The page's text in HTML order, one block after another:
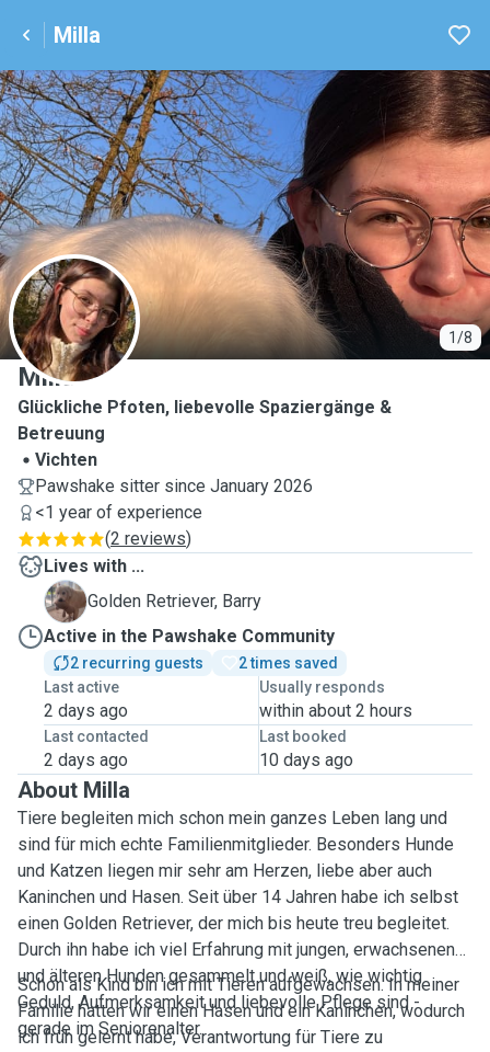
Milla
1/8
M
Milla
Glückliche Pfoten, liebevolle Spaziergänge &
Betreuung
Vichten
Pawshake sitter since January 2026
<1 year of experience
(2 reviews)
Lives with ...
B
Golden Retriever, Barry
Active in the Pawshake Community
2 recurring guests
2 times saved
Last active
2 days ago
Usually responds
within about 2 hours
Last contacted
2 days ago
Last booked
10 days ago
About Milla
Tiere begleiten mich schon mein ganzes Leben lang und
sind für mich echte Familienmitglieder. Besonders Hunde
und Katzen liegen mir sehr am Herzen, liebe aber auch
Kaninchen und Hasen. Seit über 14 Jahren habe ich selbst
einen Golden Retriever, der mich bis heute treu begleitet.
Durch ihn habe ich viel Erfahrung mit jungen, erwachsenen
und älteren Hunden gesammelt und weiß, wie wichtig
Geduld, Aufmerksamkeit und liebevolle Pflege sind -
gerade im Seniorenalter.
Schon als Kind bin ich mit Tieren aufgewachsen. In meiner
Familie hatten wir einen Hasen und ein Kaninchen, wodurch
ich früh gelernt habe, Verantwortung für Tiere zu